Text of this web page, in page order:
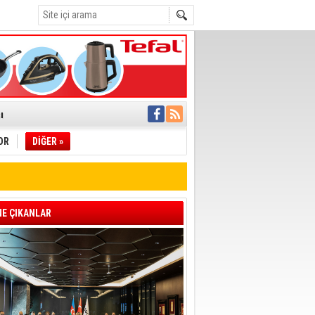
İletti
müdahale
Geçti
DİĞER »
ÇIKANLAR